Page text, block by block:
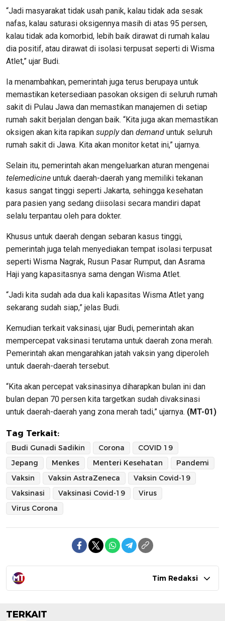
“Jadi masyarakat tidak usah panik, kalau tidak ada sesak
nafas, kalau saturasi oksigennya masih di atas 95 persen,
kalau tidak ada komorbid, lebih baik dirawat di rumah kalau
dia positif, atau dirawat di isolasi terpusat seperti di Wisma
Atlet,” ujar Budi.
Ia menambahkan, pemerintah juga terus berupaya untuk
memastikan ketersediaan pasokan oksigen di seluruh rumah
sakit di Pulau Jawa dan memastikan manajemen di setiap
rumah sakit berjalan dengan baik. “Kita juga akan memastikan
oksigen akan kita rapikan supplydan demand untuk seluruh
rumah sakit di Jawa. Kita akan monitor ketat ini,” ujarnya.
Selain itu, pemerintah akan mengeluarkan aturan mengenai
telemedicine untuk daerah-daerah yang memiliki tekanan
kasus sangat tinggi seperti Jakarta, sehingga kesehatan
para pasien yang sedang diisolasi secara mandiri dapat
selalu terpantau oleh para dokter.
Khusus untuk daerah dengan sebaran kasus tinggi,
pemerintah juga telah menyediakan tempat isolasi terpusat
seperti Wisma Nagrak, Rusun Pasar Rumput, dan Asrama
Haji yang kapasitasnya sama dengan Wisma Atlet.
“Jadi kita sudah ada dua kali kapasitas Wisma Atlet yang
sekarang sudah siap,” jelas Budi.
Kemudian terkait vaksinasi, ujar Budi, pemerintah akan
mempercepat vaksinasi terutama untuk daerah zona merah.
Pemerintah akan mengarahkan jatah vaksin yang diperoleh
untuk daerah-daerah tersebut.
“Kita akan percepat vaksinasinya diharapkan bulan ini dan
bulan depan 70 persen kita targetkan sudah divaksinasi
untuk daerah-daerah yang zona merah tadi,” ujarnya. (MT-01)
Tag Terkait:
Budi Gunadi Sadikin Corona
COVID 19
Jepang
Menkes Menteri Kesehatan
Pandemi
Vaksin
Vaksin AstraZeneca
Vaksin Covid-19
Vaksinasi
Vaksinasi Covid-19
Virus
Virus Corona
Tim Redaksi
TERKAIT